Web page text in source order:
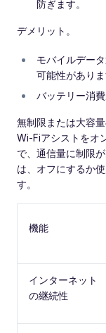
防ぎます。
デメリット。
モバイルデー
可能性がありま
バッテリー消
無制限または大容
Wi‑Fiアシストをオ
で、通信量に制限
は、オフにするか
す。
機能
インターネット
の継続性